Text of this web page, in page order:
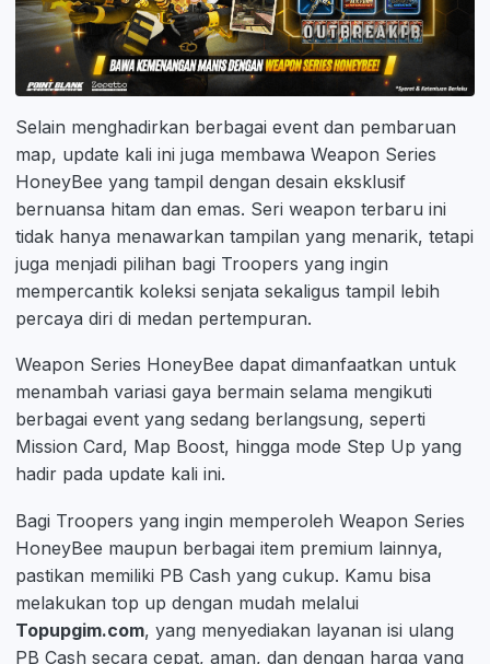
Selain menghadirkan berbagai event dan pembaruan
map, update kali ini juga membawa Weapon Series
HoneyBee yang tampil dengan desain eksklusif
bernuansa hitam dan emas. Seri weapon terbaru ini
tidak hanya menawarkan tampilan yang menarik, tetapi
juga menjadi pilihan bagi Troopers yang ingin
mempercantik koleksi senjata sekaligus tampil lebih
percaya diri di medan pertempuran.
Weapon Series HoneyBee dapat dimanfaatkan untuk
menambah variasi gaya bermain selama mengikuti
berbagai event yang sedang berlangsung, seperti
Mission Card, Map Boost, hingga mode Step Up yang
hadir pada update kali ini.
Bagi Troopers yang ingin memperoleh Weapon Series
HoneyBee maupun berbagai item premium lainnya,
pastikan memiliki PB Cash yang cukup. Kamu bisa
melakukan top up dengan mudah melalui
Topupgim.com, yang menyediakan layanan isi ulang
PB Cash secara cepat, aman, dan dengan harga yang